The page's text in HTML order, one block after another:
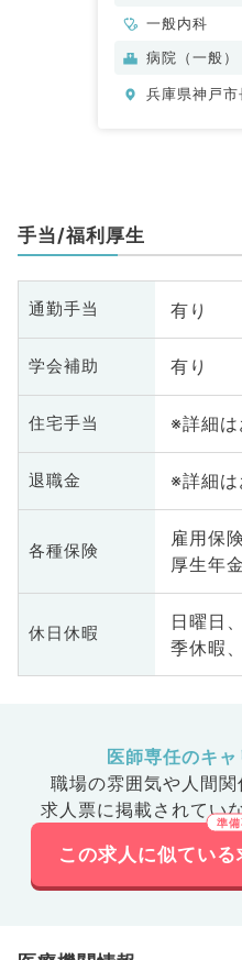
一般内科
病院（一般）
兵庫県神戸市
手当/福利厚生
通勤手当 有り
学会補助 有り
住宅手当 ※詳細
退職金 ※詳細
各種保険
雇用保
厚生年
休日休暇
日曜日
季休暇
医師専任のキ
職場の雰囲気や人間関
求人票に掲載されてい
この求人に似てい